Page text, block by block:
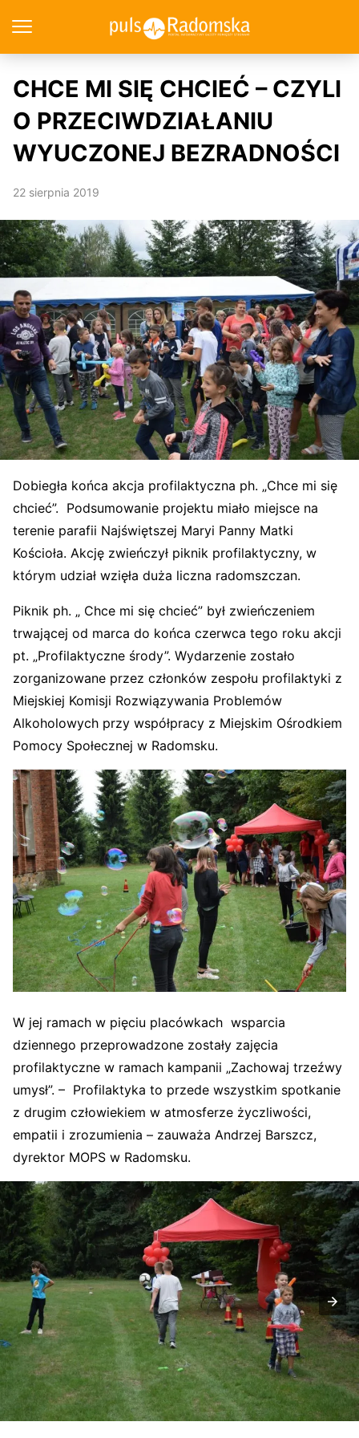
CHCE MI SIĘ CHCIEĆ – CZYLI
O PRZECIWDZIAŁANIU
WYUCZONEJ BEZRADNOŚCI
22 sierpnia 2019
Dobiegła końca akcja profilaktyczna ph. „Chce mi się
chcieć”. Podsumowanie projektu miało miejsce na
terenie parafii Najświętszej Maryi Panny Matki
Kościoła. Akcję zwieńczył piknik profilaktyczny, w
którym udział wzięła duża liczna radomszczan.
Piknik ph. „ Chce mi się chcieć” był zwieńczeniem
trwającej od marca do końca czerwca tego roku akcji
pt. „Profilaktyczne środy”. Wydarzenie zostało
zorganizowane przez członków zespołu profilaktyki z
Miejskiej Komisji Rozwiązywania Problemów
Alkoholowych przy współpracy z Miejskim Ośrodkiem
Pomocy Społecznej w Radomsku.
W jej ramach w pięciu placówkach wsparcia
dziennego przeprowadzone zostały zajęcia
profilaktyczne w ramach kampanii „Zachowaj trzeźwy
umysł”. – Profilaktyka to przede wszystkim spotkanie
z drugim człowiekiem w atmosferze życzliwości,
empatii i zrozumienia – zauważa Andrzej Barszcz,
dyrektor MOPS w Radomsku.